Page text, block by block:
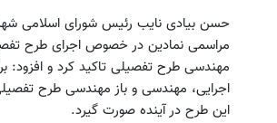
حسن بیادی نایب رئیس شورای اسلامی
مراسمی نمادین در خصوص اجرای طرح
مهندسی طرح تفصیلی تاکید کرد و افزود:
اجرایی، مهندسی و باز مهندسی طرح
این طرح در آینده صورت گیرد.